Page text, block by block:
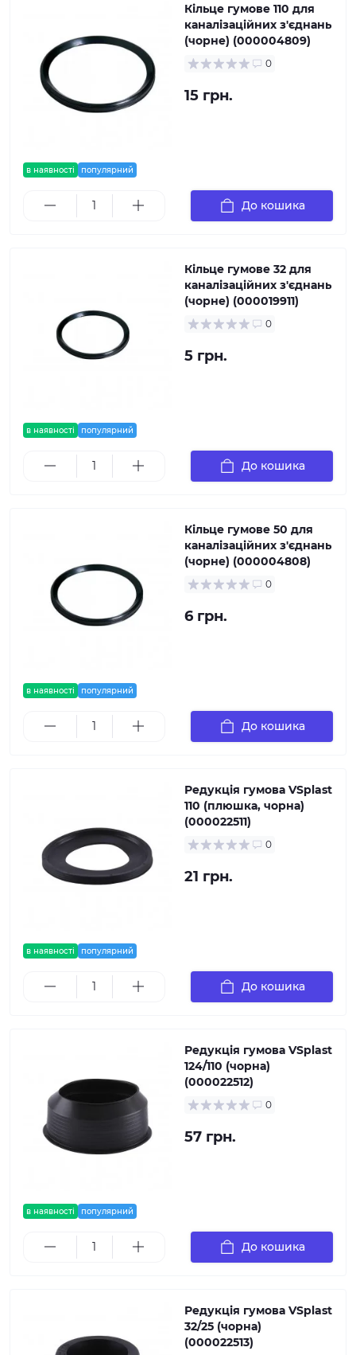
в наявності популярний
Кільце гумове 110 для
каналізаційних з'єднань
(чорне) (000004809)
0
15 грн.
До кошика
в наявності популярний
Кільце гумове 32 для
каналізаційних з'єднань
(чорне) (000019911)
0
5 грн.
До кошика
в наявності популярний
Кільце гумове 50 для
каналізаційних з'єднань
(чорне) (000004808)
0
6 грн.
До кошика
в наявності популярний
Редукція гумова VSplast
110 (плюшка, чорна)
(000022511)
0
21 грн.
До кошика
в наявності популярний
Редукція гумова VSplast
124/110 (чорна)
(000022512)
0
57 грн.
До кошика
Редукція гумова VSplast
32/25 (чорна)
(000022513)